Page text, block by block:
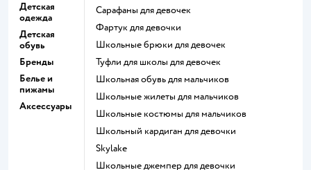
Детская
одежда
Детская
обувь
Бренды
Белье и
пижамы
Аксессуары
Сарафаны для девочек
Фартук для девочки
Школьные брюки для девочек
Туфли для школы для девочек
Школьная обувь для мальчиков
Школьные жилеты для мальчиков
Школьные костюмы для мальчиков
Школьный кардиган для девочки
Skylake
Школьные джемпер для девочки